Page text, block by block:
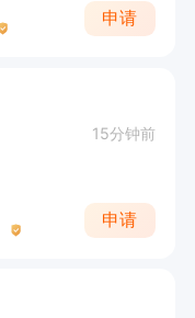
申请
15分钟前
申请